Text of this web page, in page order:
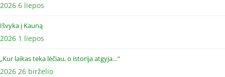
2026 6 liepos
Išvyka į Kauną
2026 1 liepos
„Kur laikas teka lėčiau, o istorija atgyja…“
2026 26 birželio